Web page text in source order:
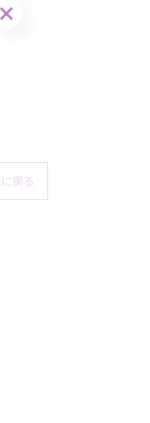
戻る
合わせください